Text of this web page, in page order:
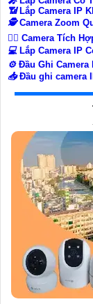
📶 Lắp Camera IP
🕵️Camera Zoom
🧛‍♀️ Camera Tích
💻Lắp Camera IP
⚙️Đầu Ghi Camera
📥Đầu ghi camera